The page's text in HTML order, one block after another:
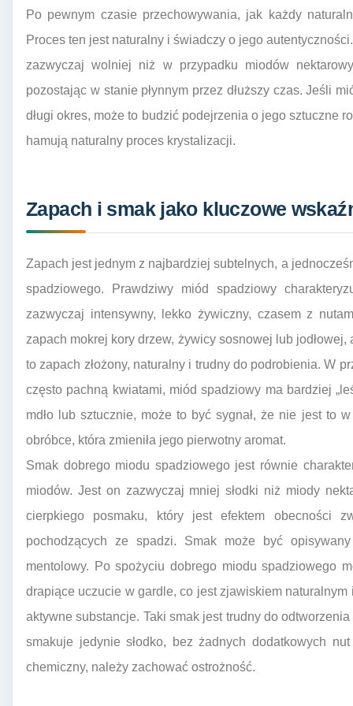
Po pewnym czasie przechowywania, jak każdy
Proces ten jest naturalny i świadczy o jego
zazwyczaj wolniej niż w przypadku miodów
pozostając w stanie płynnym przez dłuższy czas. Jeśli
długi okres, może to budzić podejrzenia o jego sztuczne
hamują naturalny proces krystalizacji.
Zapach i smak jako kluczowe
Zapach jest jednym z najbardziej subtelnych, a
spadziowego. Prawdziwy miód spadziowy
zazwyczaj intensywny, lekko żywiczny, czasem z
zapach mokrej kory drzew, żywicy sosnowej lub
to zapach złożony, naturalny i trudny do podrobienia. W
często pachną kwiatami, miód spadziowy ma bardziej
mdło lub sztucznie, może to być sygnał, że nie jest to
obróbce, która zmieniła jego pierwotny aromat.
Smak dobrego miodu spadziowego jest równie
miodów. Jest on zazwyczaj mniej słodki niż miody
cierpkiego posmaku, który jest efektem obecności
pochodzących ze spadzi. Smak może być
mentolowy. Po spożyciu dobrego miodu spadziowego
drapiące uczucie w gardle, co jest zjawiskiem
aktywne substancje. Taki smak jest trudny do
smakuje jedynie słodko, bez żadnych dodatkowych
chemiczny, należy zachować ostrożność.